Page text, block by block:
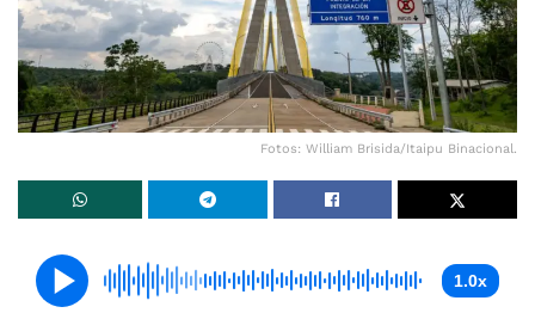
Fotos: William Brisida/Itaipu Binacional.
1.0x